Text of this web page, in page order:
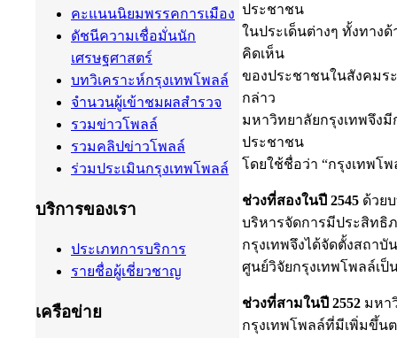
คะแนนนิยมพรรคการเมือง
ดัชนีความเชื่อมั่นนัก
เศรษฐศาสตร์
บทวิเคราะห์กรุงเทพโพลล์
จำนวนผู้เข้าชมผลสำรวจ
รวมข่าวโพลล์
รวมคลิปข่าวโพลล์
ร่วมประเมินกรุงเทพโพลล์
บริการของเรา
ประเภทการบริการ
รายชื่อผู้เชี่ยวชาญ
เครือข่าย
ประชาชน
ในประเด็นต่างๆ ทั้งทาง
คิดเห็น
ของประชาชนในสังคมร
กล่าว
มหาวิทยาลัยกรุงเทพจึง
ประชาชน
โดยใช้ชื่อว่า “กรุงเทพโ
ช่วงที่สองในปี 2545 ด้วย
บริหารจัดการมีประสิทธิ
กรุงเทพจึงได้จัดตั้งสถา
ศูนย์วิจัยกรุงเทพโพลล์เ
ช่วงที่สามในปี 2552 มหา
กรุงเทพโพลล์ที่มีเพิ่มขึ้น